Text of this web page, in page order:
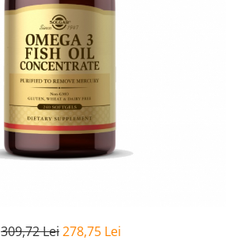
309,72 Lei278,75 Lei